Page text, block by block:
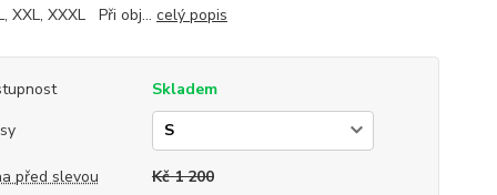
XXL, XXXL Při obj... celý popis
Skladem
před slevou Kč 1 200